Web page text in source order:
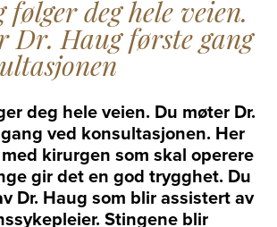
deg hele veien.
Dr. Haug første gang
deg hele veien. Du møter Dr.
ved konsultasjonen. Her
kirurgen som skal operere
gir det en god trygghet. Du
Dr. Haug som blir assistert av
Stingene blir